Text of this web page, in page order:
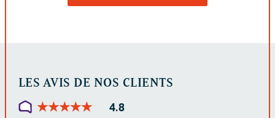
LES AVIS DE NOS CLIENTS
★★★★★
★★★★★ 4.8